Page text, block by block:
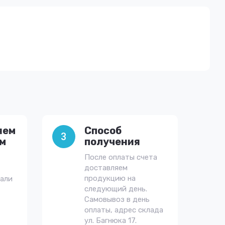
3
Способ
получения
После оплаты счета
доставляем
продукцию на
следующий день.
Самовывоз в день
оплаты, адрес склада
ул. Багнюка 17.